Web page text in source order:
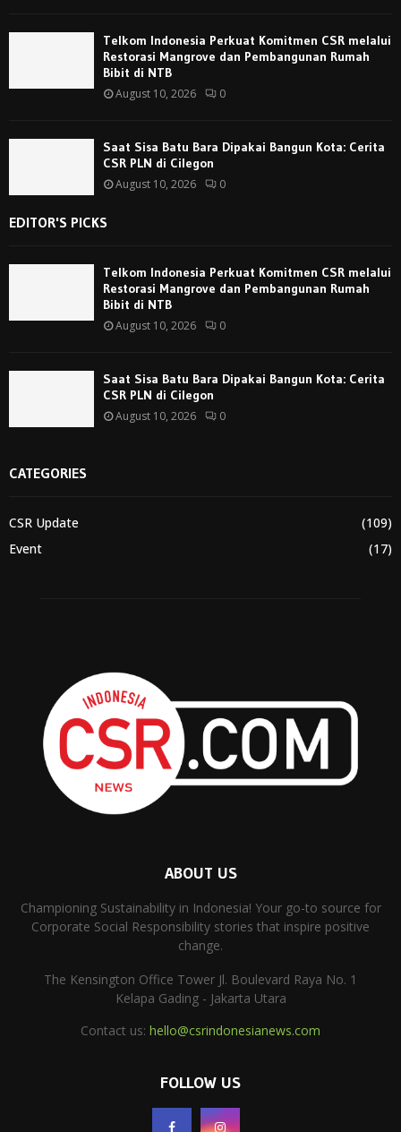
Telkom Indonesia Perkuat Komitmen CSR melalui
Restorasi Mangrove dan Pembangunan Rumah
Bibit di NTB
August 10, 2026 0
Saat Sisa Batu Bara Dipakai Bangun Kota: Cerita
CSR PLN di Cilegon
August 10, 2026 0
EDITOR'S PICKS
Telkom Indonesia Perkuat Komitmen CSR melalui
Restorasi Mangrove dan Pembangunan Rumah
Bibit di NTB
August 10, 2026 0
Saat Sisa Batu Bara Dipakai Bangun Kota: Cerita
CSR PLN di Cilegon
August 10, 2026 0
CATEGORIES
CSR Update
(109)
Event
(17)
ABOUT US
Championing Sustainability in Indonesia! Your go-to source for
Corporate Social Responsibility stories that inspire positive
change.
The Kensington Office Tower Jl. Boulevard Raya No. 1
Kelapa Gading - Jakarta Utara
Contact us: hello@csrindonesianews.com
FOLLOW US